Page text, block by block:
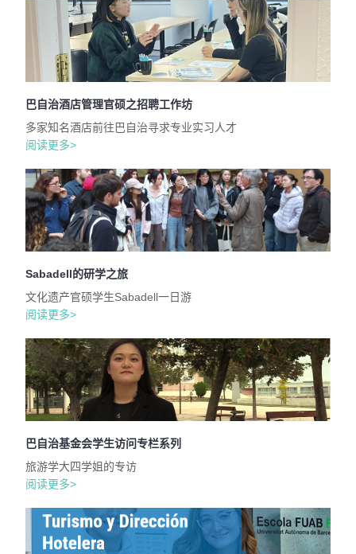
巴自治酒店管理官硕之招聘工作坊
多家知名酒店前往巴自治寻求专业实习人才
阅读更多>
Sabadell的研学之旅
文化遗产官硕学生Sabadell一日游
阅读更多>
巴自治基金会学生访问专栏系列
旅游学大四学姐的专访
阅读更多>